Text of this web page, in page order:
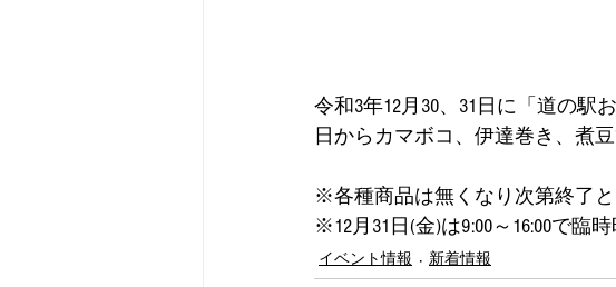
令和3年12月30、31日に「道の駅
日からカマボコ、伊達巻き、煮
※各種商品は無くなり次第終了
※12月31日(金)は9:00～16:00で臨
イベント情報 新着情報